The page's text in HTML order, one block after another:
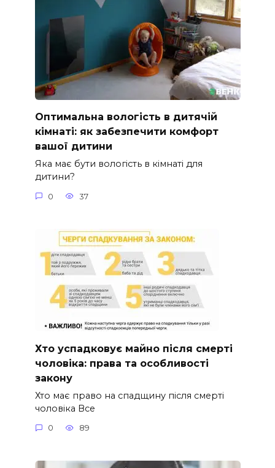
Оптимальна вологість в дитячій
кімнаті: як забезпечити комфорт
вашої дитини
Яка має бути вологість в кімнаті для
дитини?
0 37
Хто успадковує майно після смерті
чоловіка: права та особливості
закону
Хто має право на спадщину після смерті
чоловіка Все
0 89